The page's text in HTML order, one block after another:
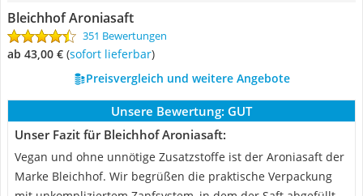
Bleichhof Aroniasaft
351 Bewertungen
ab 43,00 € ( Sofort lieferbar)
Preisvergleich und weitere Angebote
Unsere Bewertung: GUT
Unser Fazit für Bleichhof Aroniasaft:
Vegan und ohne unnötige Zusatzstoffe ist der Aroniasaft der
Marke Bleichhof. Wir begrüßen die praktische Verpackung